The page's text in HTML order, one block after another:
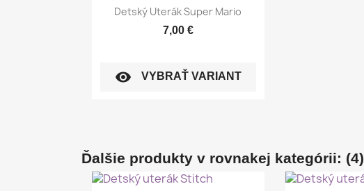
Rýchly náhľad
Detský Uterák Super Mario
7,00 €
visibility VYBRAŤ VARIANT
Ďalšie produkty v rovnakej kategórii: (4)